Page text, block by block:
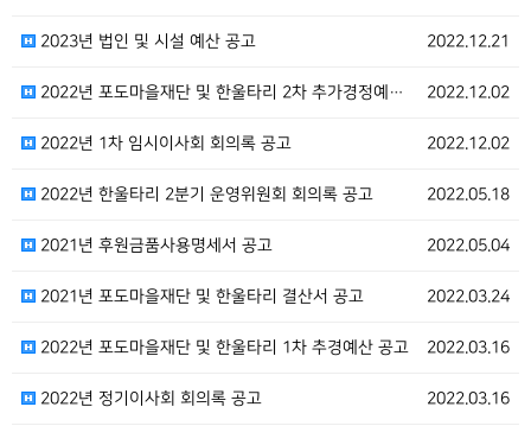
2022.12.21
2023년 법인 및 시설 예산 공고
2022.12.02
2022년 포도마을재단 및 한울타리 2차 추가경정예산 …
2022.12.02
2022년 1차 임시이사회 회의록 공고
2022.05.18
2022년 한울타리 2분기 운영위원회 회의록 공고
2022.05.04
2021년 후원금품사용명세서 공고
2022.03.24
2021년 포도마을재단 및 한울타리 결산서 공고
2022.03.16
2022년 포도마을재단 및 한울타리 1차 추경예산 공고
2022.03.16
2022년 정기이사회 회의록 공고